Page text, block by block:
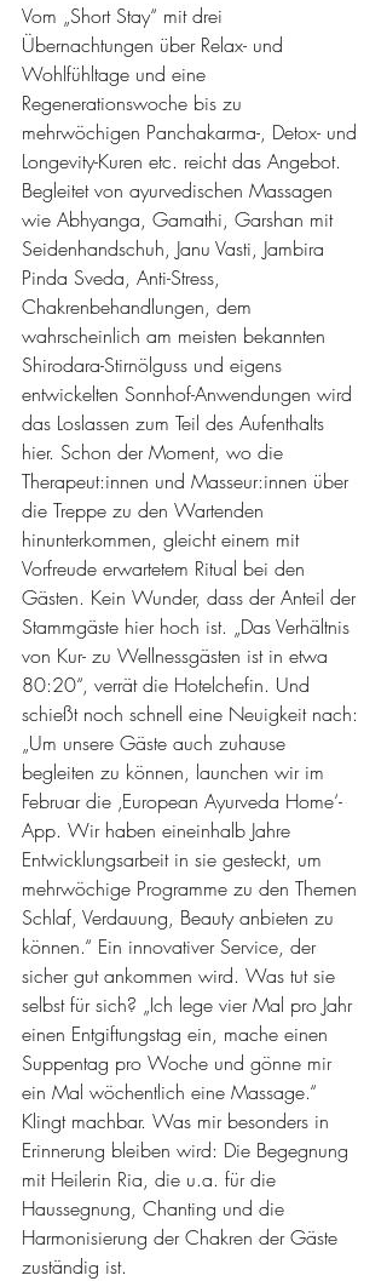
Vom „Short Stay“ mit drei
Übernachtungen über Relax- und
Wohlfühltage und eine
Regenerationswoche bis zu
mehrwöchigen Panchakarma-, Detox- und
Longevity-Kuren etc. reicht das Angebot.
Begleitet von ayurvedischen Massagen
wie Abhyanga, Gamathi, Garshan mit
Seidenhandschuh, Janu Vasti, Jambira
Pinda Sveda, Anti-Stress,
Chakrenbehandlungen, dem
wahrscheinlich am meisten bekannten
Shirodara-Stirnölguss und eigens
entwickelten Sonnhof-Anwendungen wird
das Loslassen zum Teil des Aufenthalts
hier. Schon der Moment, wo die
Therapeut:innen und Masseur:innen über
die Treppe zu den Wartenden
hinunterkommen, gleicht einem mit
Vorfreude erwartetem Ritual bei den
Gästen. Kein Wunder, dass der Anteil der
Stammgäste hier hoch ist. „Das Verhältnis
von Kur- zu Wellnessgästen ist in etwa
80:20“, verrät die Hotelchefin. Und
schießt noch schnell eine Neuigkeit nach:
„Um unsere Gäste auch zuhause
begleiten zu können, launchen wir im
Februar die ‚European Ayurveda Home‘-
App. Wir haben eineinhalb Jahre
Entwicklungsarbeit in sie gesteckt, um
mehrwöchige Programme zu den Themen
Schlaf, Verdauung, Beauty anbieten zu
können.“ Ein innovativer Service, der
sicher gut ankommen wird. Was tut sie
selbst für sich? „Ich lege vier Mal pro Jahr
einen Entgiftungstag ein, mache einen
Suppentag pro Woche und gönne mir
ein Mal wöchentlich eine Massage.“
Klingt machbar. Was mir besonders in
Erinnerung bleiben wird: Die Begegnung
mit Heilerin Ria, die u.a. für die
Haussegnung, Chanting und die
Harmonisierung der Chakren der Gäste
zuständig ist.